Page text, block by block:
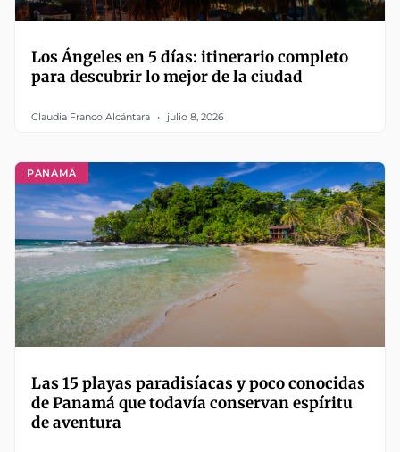
Los Ángeles en 5 días: itinerario completo
para descubrir lo mejor de la ciudad
Claudia Franco Alcántara julio 8, 2026
PANAMÁ
Las 15 playas paradisíacas y poco conocidas
de Panamá que todavía conservan espíritu
de aventura